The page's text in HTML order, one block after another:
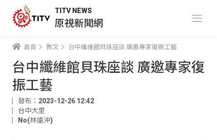
TITV NEWS
原視新聞網
首頁 教文 台中纖維館貝珠座談 廣邀專家復振工藝
台中纖維館貝珠座談 廣邀專家復
振工藝
發布：2023-12-26 12:42
台中大里
No(林遠沖)